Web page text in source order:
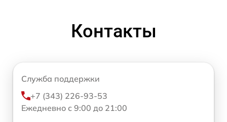
Контакты
Служба поддержки
+7 (343) 226-93-53
Ежедневно с 9:00 до 21:00